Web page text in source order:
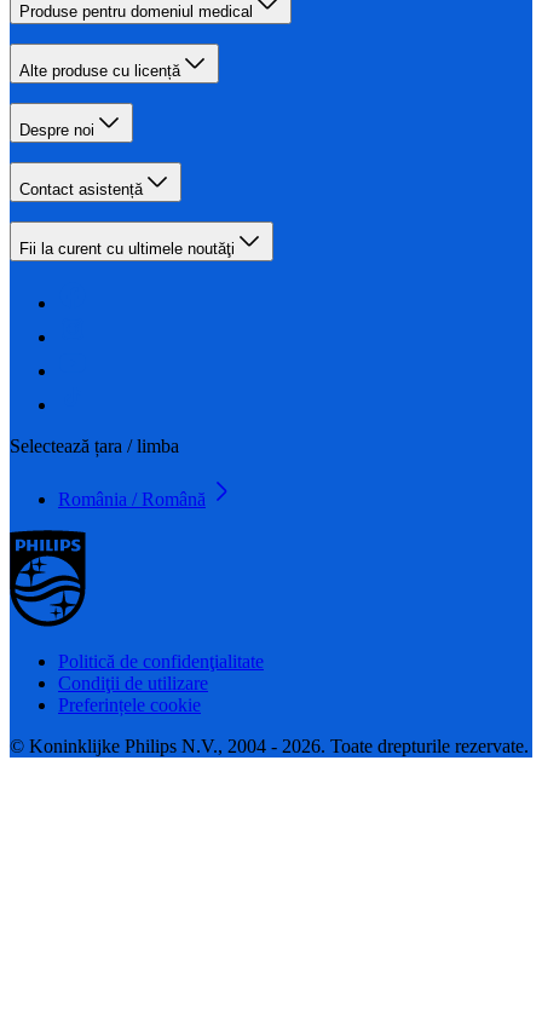
Produse pentru domeniul medical
Alte produse cu licență
Despre noi
Contact asistență
Fii la curent cu ultimele noutăţi
Selectează țara / limba
România / Română
Politică de confidenţialitate
Condiţii de utilizare
Preferințele cookie
© Koninklijke Philips N.V., 2004 - 2026. Toate drepturile rezervate.